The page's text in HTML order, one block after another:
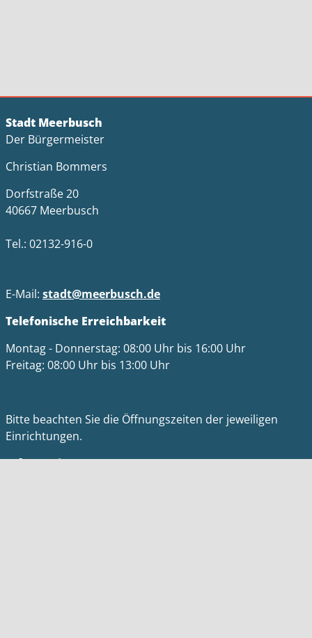
Stadt Meerbusch
Der Bürgermeister
Christian Bommers
Dorfstraße 20
40667 Meerbusch
Tel.: 02132-916-0
E-Mail: stadt@meerbusch.de
Telefonische Erreichbarkeit
Montag - Donnerstag: 08:00 Uhr bis 16:00 Uhr
Freitag: 08:00 Uhr bis 13:00 Uhr
Bitte beachten Sie die Öffnungszeiten der jeweiligen
Einrichtungen.
Informationen